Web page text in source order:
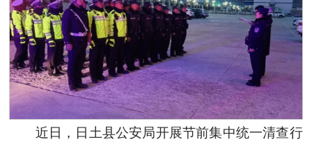
近日，日土县公安局开展节前集中统一清查行